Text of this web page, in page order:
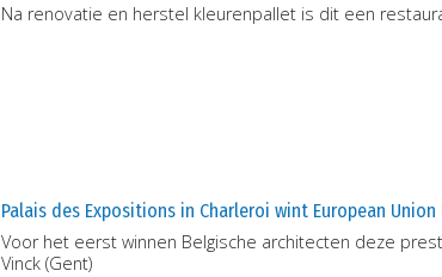
Na renovatie en herstel kleurenpallet is dit een
Palais des Expositions in Charleroi wint European
Voor het eerst winnen Belgische architecten deze
Vinck (Gent)